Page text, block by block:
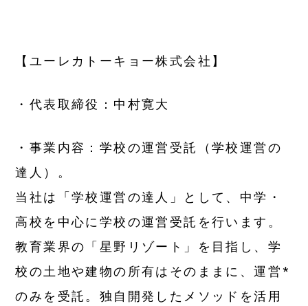
【ユーレカトーキョー株式会社】
・代表取締役：中村寛大
・事業内容：学校の運営受託（学校運営の
達人）。
当社は「学校運営の達人」として、中学・
高校を中心に学校の運営受託を行います。
教育業界の「星野リゾート」を目指し、学
校の土地や建物の所有はそのままに、運営*
のみを受託。独自開発したメソッドを活用